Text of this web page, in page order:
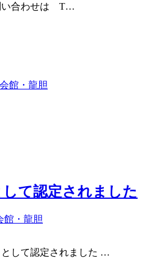
い合わせは T…
館・龍胆
て認定されました
館・龍胆
して認定されました …